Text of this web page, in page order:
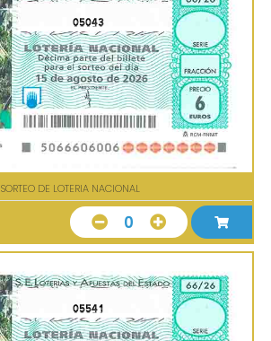
05043
SORTEO DE LOTERIA NACIONAL
0
05541